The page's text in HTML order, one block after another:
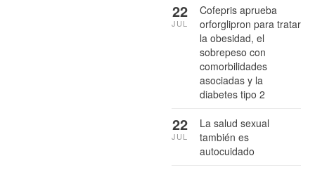
Cofepris aprueba
orforglipron para tratar
la obesidad, el
sobrepeso con
comorbilidades
asociadas y la
diabetes tipo 2
22
JUL
La salud sexual
también es
autocuidado
22
JUL